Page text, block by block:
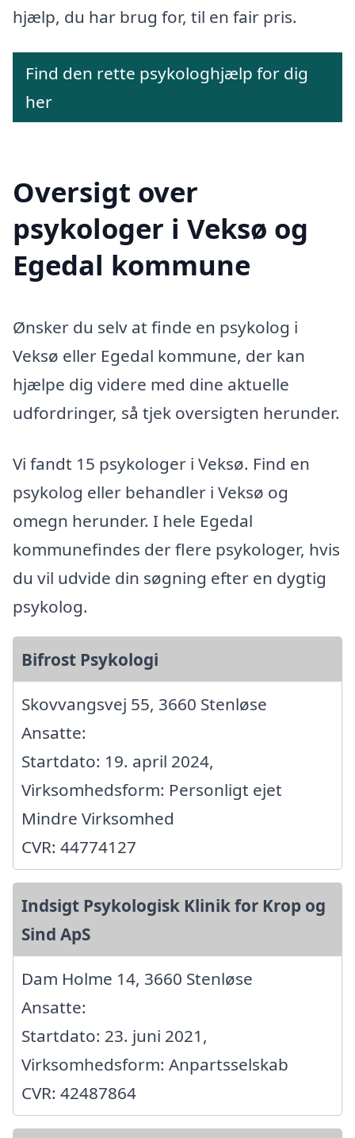
hjælp, du har brug for, til en fair pris.
Find den rette psykologhjælp for dig
her
Oversigt over
psykologer i Veksø og
Egedal kommune
Ønsker du selv at finde en psykolog i
Veksø eller Egedal kommune, der kan
hjælpe dig videre med dine aktuelle
udfordringer, så tjek oversigten herunder.
Vi fandt 15 psykologer i Veksø. Find en
psykolog eller behandler i Veksø og
omegn herunder. I hele Egedal
kommunefindes der flere psykologer, hvis
du vil udvide din søgning efter en dygtig
psykolog.
Bifrost Psykologi
Skovvangsvej 55, 3660 Stenløse
Ansatte:
Startdato: 19. april 2024,
Virksomhedsform: Personligt ejet
Mindre Virksomhed
CVR: 44774127
Indsigt Psykologisk Klinik for Krop og
Sind ApS
Dam Holme 14, 3660 Stenløse
Ansatte:
Startdato: 23. juni 2021,
Virksomhedsform: Anpartsselskab
CVR: 42487864